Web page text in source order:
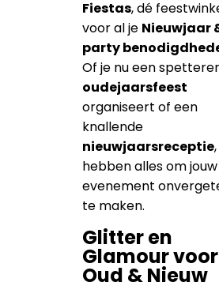
Verwelkom het
jaar in stijl met
Fiestas, dé
voor al jeNieuwjaar
party
Of je nu een
oudejaarsfeest
organiseert of een
knallende